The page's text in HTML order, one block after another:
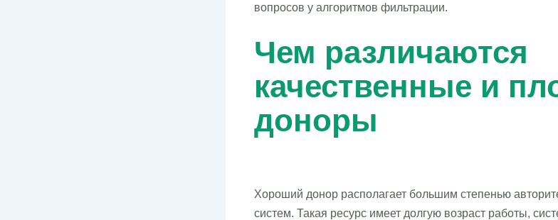
вопросов у алгоритмов фильтрации.
Чем различаются
качественные и
доноры
Хороший донор располагает большим степенью
систем. Такая ресурс имеет долгую возраст работы,